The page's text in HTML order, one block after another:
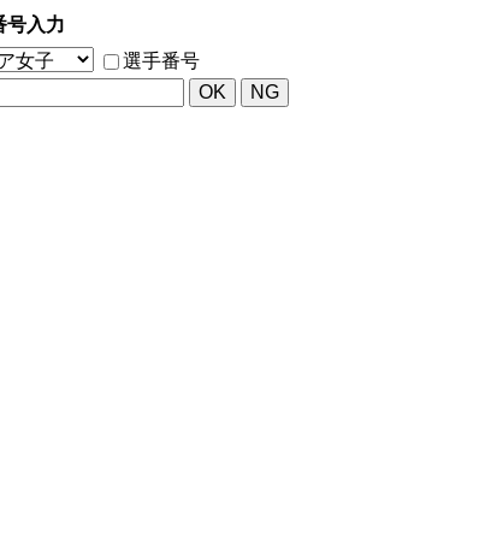
号入力
選手番号